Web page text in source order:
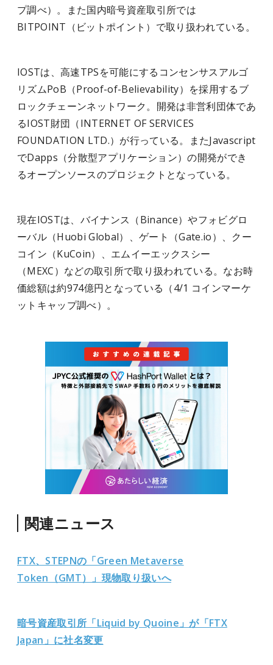
プ調べ）。また国内暗号資産取引所では
BITPOINT（ビットポイント）で取り扱われている。
IOSTは、高速TPSを可能にするコンセンサスアルゴ
リズムPoB（Proof-of-Believability）を採用するブ
ロックチェーンネットワーク。開発は非営利団体であ
るIOST財団（INTERNET OF SERVICES
FOUNDATION LTD.）が行っている。またJavascript
でDapps（分散型アプリケーション）の開発ができ
るオープンソースのプロジェクトとなっている。
現在IOSTは、バイナンス（Binance）やフォビグロ
ーバル（Huobi Global）、ゲート（Gate.io）、クー
コイン（KuCoin）、エムイーエックスシー
（MEXC）などの取引所で取り扱われている。なお時
価総額は約974億円となっている（4/1 コインマーケ
ットキャップ調べ）。
関連ニュース
FTX、STEPNの「Green Metaverse
Token（GMT）」現物取り扱いへ
暗号資産取引所「Liquid by Quoine」が「FTX
Japan」に社名変更